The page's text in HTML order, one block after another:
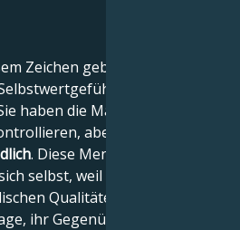
Zeichen geboren sind,
und eine
haben die Macht, andere zu
aber sie sind
. Diese Menschen zweifeln
selbst, weil sie an ihre
Qualitäten glauben, und
ihr Gegenüber